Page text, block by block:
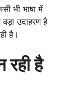
भी भाषा में
उदाहरण है
है।
रही है